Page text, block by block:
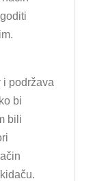
i podržava
bi
bili